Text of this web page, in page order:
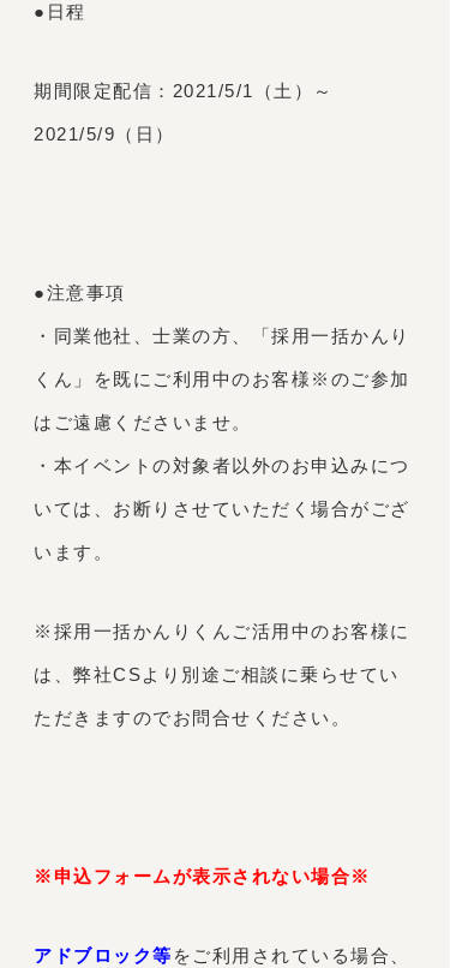
●日程
期間限定配信：2021/5/1（土）～
2021/5/9（日）
●注意事項
・同業他社、士業の方、「採用一括かんり
くん」を既にご利用中のお客様※のご参加
はご遠慮くださいませ。
・本イベントの対象者以外のお申込みにつ
いては、お断りさせていただく場合がござ
います。
※採用一括かんりくんご活用中のお客様に
は、弊社CSより別途ご相談に乗らせてい
ただきますのでお問合せください。
※申込フォームが表示されない場合※
アドブロック等 をご利用されている場合、